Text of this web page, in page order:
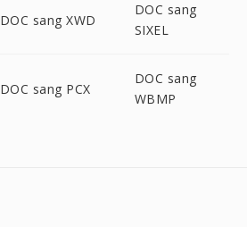
DOC sang XWD
DOC sang
SIXEL
DOC sang PCX
DOC sang
WBMP